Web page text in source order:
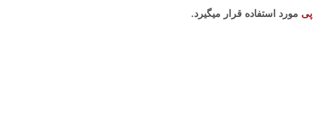
پی مورد استفاده قرار میگیرد.